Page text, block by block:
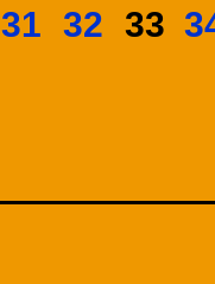
31 32 33